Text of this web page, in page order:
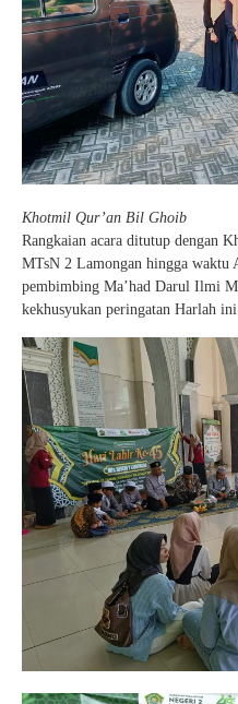
Khotmil Qur’an Bil Ghoib
Rangkaian acara ditutup dengan
MTsN 2 Lamongan hingga waktu
pembimbing Ma’had Darul Ilmi
kekhusyukan peringatan Harlah